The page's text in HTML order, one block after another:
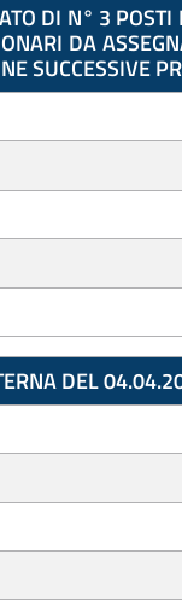
DI N° 3
DA
SUCCESSIVE
DEL